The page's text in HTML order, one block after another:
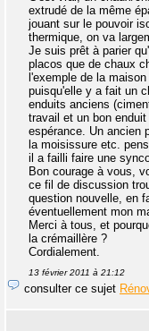
extrudé de la même
jouant sur le pouvoir
thermique, on va
Je suis prêt à parier
placos que de chaux
l'exemple de la
puisqu'elle y a fait un
enduits anciens
travail et un bon
espérance. Un ancien
la moisissure etc.
il a failli faire une
Bon courage à vous,
ce fil de discussion
question nouvelle, en
éventuellement mon
Merci à tous, et
la crémaillère ?
Cordialement.
13 février 2011 à 21:12
consulter ce sujet